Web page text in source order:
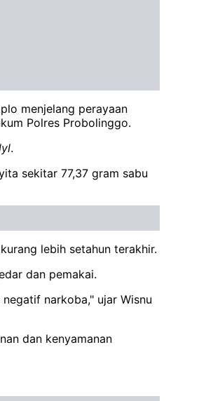
menjelang perayaan
Polres Probolinggo.
.
sekitar 77,37 gram sabu
lebih setahun terakhir.
dan pemakai.
narkoba," ujar Wisnu
dan kenyamanan